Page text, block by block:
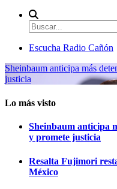
Escucha Radio Cañón
Sheinbaum anticipa más
justicia
Lo más visto
Sheinbaum anticipa
y promete justicia
Resalta Fujimori
México